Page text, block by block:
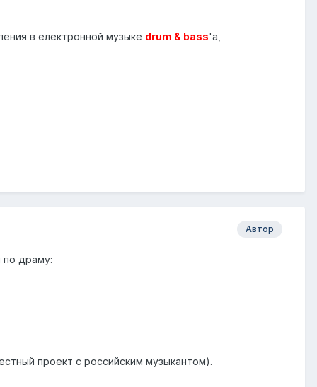
в електронной музыке drum & bass'а,
Автор
по драму:
проект с российским музыкантом).